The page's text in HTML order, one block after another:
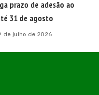
prazo de adesão ao
31 de agosto
de julho de 2026